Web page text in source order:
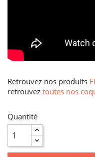
Retrouvez nos produits
retrouvez toutes nos
Quantité